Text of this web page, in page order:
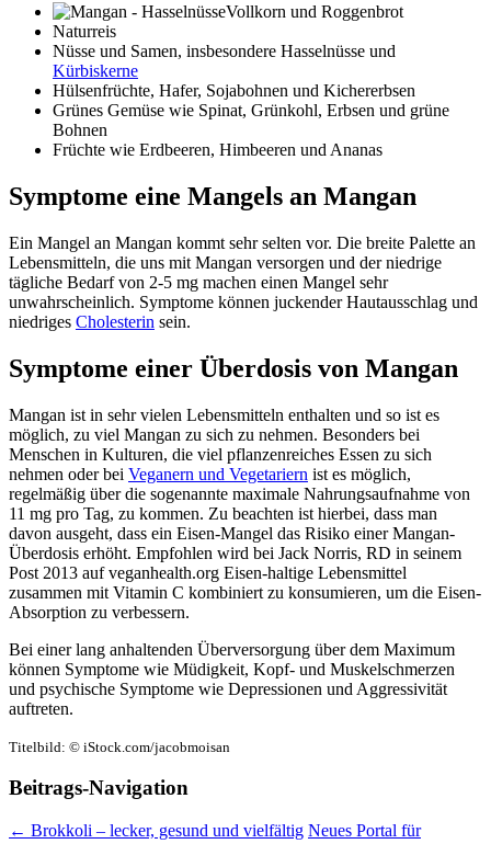
Vollkorn und Roggenbrot
Naturreis
Nüsse und Samen, insbesondere Hasselnüsse und
Kürbiskerne
Hülsenfrüchte, Hafer, Sojabohnen und Kichererbsen
Grünes Gemüse wie Spinat, Grünkohl, Erbsen und grüne
Bohnen
Früchte wie Erdbeeren, Himbeeren und Ananas
Symptome eine Mangels an Mangan
Ein Mangel an Mangan kommt sehr selten vor. Die breite Palette an
Lebensmitteln, die uns mit Mangan versorgen und der niedrige
tägliche Bedarf von 2-5 mg machen einen Mangel sehr
unwahrscheinlich. Symptome können juckender Hautausschlag und
niedriges Cholesterin sein.
Symptome einer Überdosis von Mangan
Mangan ist in sehr vielen Lebensmitteln enthalten und so ist es
möglich, zu viel Mangan zu sich zu nehmen. Besonders bei
Menschen in Kulturen, die viel pflanzenreiches Essen zu sich
nehmen oder bei Veganern und Vegetariern ist es möglich,
regelmäßig über die sogenannte maximale Nahrungsaufnahme von
11 mg pro Tag, zu kommen. Zu beachten ist hierbei, dass man
davon ausgeht, dass ein Eisen-Mangel das Risiko einer Mangan-
Überdosis erhöht. Empfohlen wird bei Jack Norris, RD in seinem
Post 2013 auf veganhealth.org Eisen-haltige Lebensmittel
zusammen mit Vitamin C kombiniert zu konsumieren, um die Eisen-
Absorption zu verbessern.
Bei einer lang anhaltenden Überversorgung über dem Maximum
können Symptome wie Müdigkeit, Kopf- und Muskelschmerzen
und psychische Symptome wie Depressionen und Aggressivität
auftreten.
Titelbild: © iStock.com/jacobmoisan
Beitrags-Navigation
← Brokkoli – lecker, gesund und vielfältig Neues Portal für